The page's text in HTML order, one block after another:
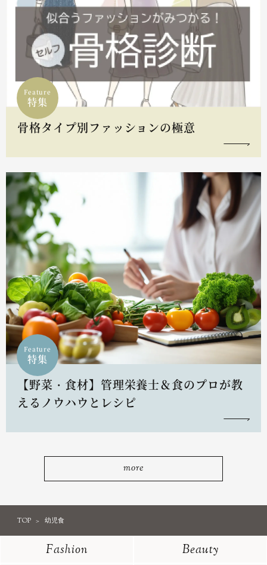
Feature
特集
骨格タイプ別ファッションの極意
Feature
特集
【野菜・食材】管理栄養士＆食のプロが教
えるノウハウとレシピ
more
TOP 幼児食
Fashion
Beauty